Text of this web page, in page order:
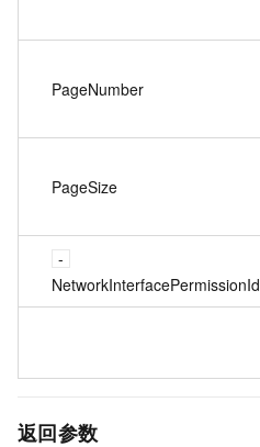
PageNumber
PageSize
NetworkInterfacePermissionId
返回参数